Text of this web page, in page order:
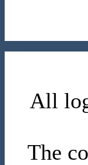
All
The